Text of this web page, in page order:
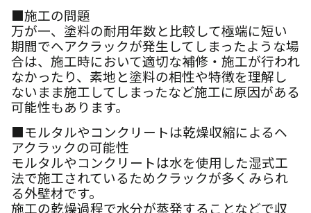
■施工の問題
万が一、塗料の耐用年数と比較して極端に短い
期間でヘアクラックが発生してしまったような場
合は、施工時において適切な補修・施工が行われ
なかったり、素地と塗料の相性や特徴を理解し
ないまま施工してしまったなど施工に原因がある
可能性もあります。
■モルタルやコンクリートは乾燥収縮によるヘ
アクラックの可能性
モルタルやコンクリートは水を使用した湿式工
法で施工されているためクラックが多くみられ
る外壁材です。
施工の乾燥過程で水分が蒸発することなどで収